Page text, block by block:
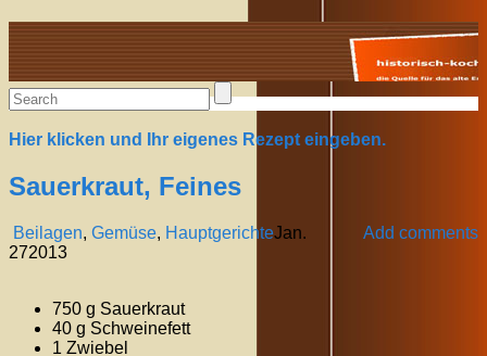
Alte Rezepte online
Hier klicken und Ihr eigenes Rezept eingeben.
Sauerkraut, Feines
Beilagen, Gemüse, Hauptgerichte Add comments
Jan.
272013
750 g Sauerkraut
40 g Schweinefett
1 Zwiebel